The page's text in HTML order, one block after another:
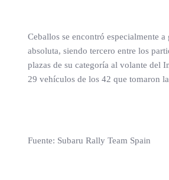
Ceballos se encontró especialmente
absoluta, siendo tercero entre los
plazas de su categoría al volante del
29 vehículos de los 42 que tomaron
Fuente: Subaru Rally Team Spain